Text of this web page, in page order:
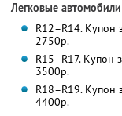
Легковые автомобили
R12–R14. Купон
2750р.
R15–R17. Купон
3500р.
R18–R19. Купон
4400р.